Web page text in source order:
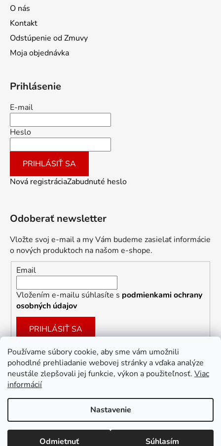
Používame súbory cookie, aby sme vám umožnili
pohodlné prehliadanie webovej stránky a vďaka analýze
neustále zlepšovali jej funkcie, výkon a použiteľnosť. Viac
informácií
Nastavenie
Odmietnuť Súhlasím
O nás
Kontakt
Odstúpenie od Zmuvy
Moja objednávka
Prihlásenie
E-mail
Heslo
PRIHLÁSIŤ SA
Nová registráciaZabudnuté heslo
Odoberať newsletter
Vložte svoj e-mail a my Vám budeme zasielať informácie
o nových produktoch na našom e-shope.
Email
Vložením e-mailu súhlasíte s podmienkami ochrany
osobných údajov
PRIHLÁSIŤ SA
Facebook
Vytvoril Shoptet